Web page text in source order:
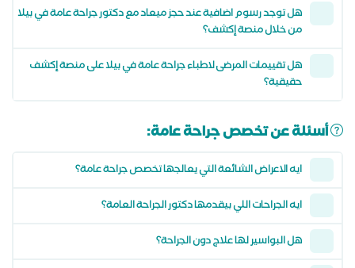
هل توجد رسوم اضافية عند حجز ميعاد مع دكتور جراحة عامة في بيلا
من خلال منصة إكشف؟
هل تقييمات المرضى لاطباء جراحة عامة في بيلا على منصة إكشف
حقيقية؟
أسئلة عن تخصص جراحة عامة:
ايه الاعراض الشائعة التي يعالجها تخصص جراحة عامة؟
ايه الجراحات اللي بيقدمها دكتور الجراحة العامة؟
هل البواسير لها علاج دون الجراحة؟